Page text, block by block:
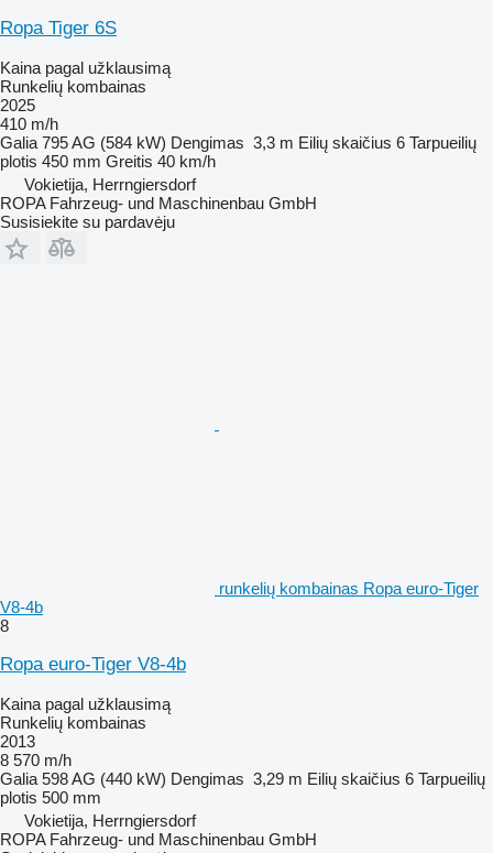
Ropa Tiger 6S
Kaina pagal užklausimą
Runkelių kombainas
2025
410 m/h
Galia 795 AG (584 kW) Dengimas 3,3 m Eilių skaičius 6 Tarpueilių
plotis 450 mm Greitis 40 km/h
Vokietija, Herrngiersdorf
ROPA Fahrzeug- und Maschinenbau GmbH
Susisiekite su pardavėju
runkelių kombainas Ropa euro-Tiger
V8-4b
8
Ropa euro-Tiger V8-4b
Kaina pagal užklausimą
Runkelių kombainas
2013
8 570 m/h
Galia 598 AG (440 kW) Dengimas 3,29 m Eilių skaičius 6 Tarpueilių
plotis 500 mm
Vokietija, Herrngiersdorf
ROPA Fahrzeug- und Maschinenbau GmbH